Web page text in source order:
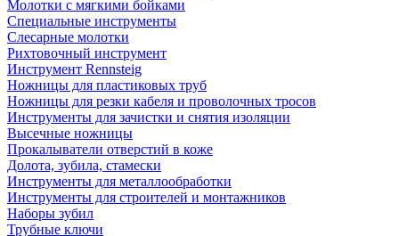
Молотки с мягкими бойками
Специальные инструменты
Слесарные молотки
Рихтовочный инструмент
Инструмент Rennsteig
Ножницы для пластиковых труб
Ножницы для резки кабеля и проволочных тросов
Инструменты для зачистки и снятия изоляции
Высечные ножницы
Прокалыватели отверстий в коже
Долота, зубила, стамески
Инструменты для металлообработки
Инструменты для строителей и монтажников
Наборы зубил
Трубные ключи